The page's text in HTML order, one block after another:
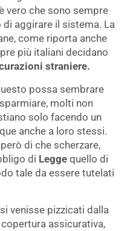
vero che sono sempre
aggirare il sistema. La
come riporta anche
più italiani decidano
straniere.
possa sembrare
molti non
solo facendo un
anche a loro stessi.
di che scherzare,
di Legge quello di
tale da essere tutelati
venisse pizzicati dalla
assicurativa,